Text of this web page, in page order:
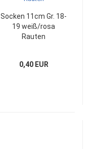
Socken 11cm Gr. 18-
19 weiß/rosa
Rauten
0,40 EUR